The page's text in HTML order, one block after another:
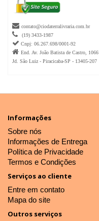
 contato@ciodaterralivraria.com.br
 (19) 3433-1987
 Cnpj: 06.267.698/0001-92
 End. Av. João Batista de Castro, 1066
Jd. São Luiz - Piracicaba-SP - 13405-207
Informações
Sobre nós
Informações de Entrega
Política de Privacidade
Termos e Condições
Serviços ao cliente
Entre em contato
Mapa do site
Outros serviços